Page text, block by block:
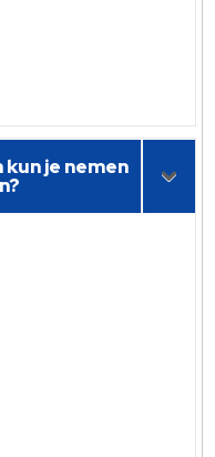
je nemen